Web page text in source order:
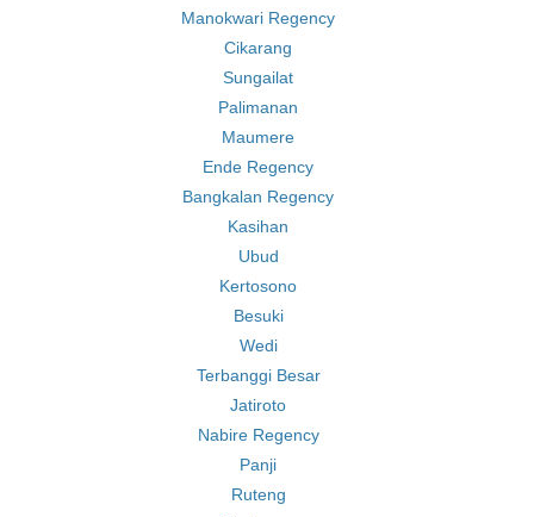
Manokwari Regency
Cikarang
Sungailat
Palimanan
Maumere
Ende Regency
Bangkalan Regency
Kasihan
Ubud
Kertosono
Besuki
Wedi
Terbanggi Besar
Jatiroto
Nabire Regency
Panji
Ruteng